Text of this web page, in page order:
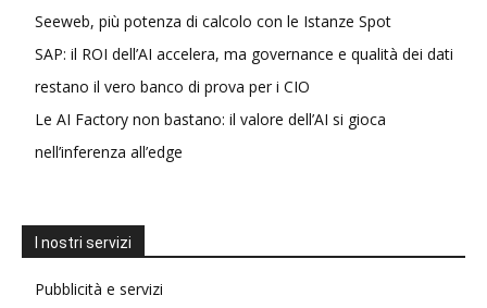
Seeweb, più potenza di calcolo con le Istanze Spot
SAP: il ROI dell’AI accelera, ma governance e qualità dei dati
restano il vero banco di prova per i CIO
Le AI Factory non bastano: il valore dell’AI si gioca
nell’inferenza all’edge
I nostri servizi
Pubblicità e servizi